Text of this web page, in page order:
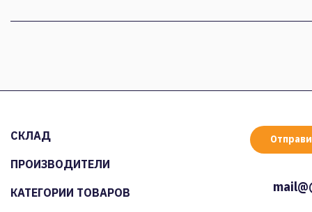
СКЛАД
ПРОИЗВОДИТЕЛИ
КАТЕГОРИИ ТОВАРОВ